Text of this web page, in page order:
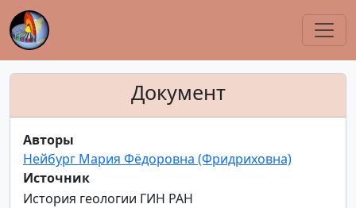
Документ
Авторы
Нейбург Мария Фёдоровна (Фридриховна)
Источник
История геологии ГИН РАН